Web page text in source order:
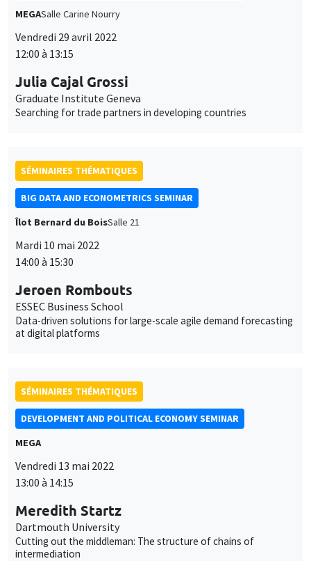
MEGASalle Carine Nourry
Vendredi 29 avril 2022
12:00 à 13:15
Julia Cajal Grossi
Graduate Institute Geneva
Searching for trade partners in developing countries
SÉMINAIRES THÉMATIQUES
BIG DATA AND ECONOMETRICS SEMINAR
Îlot Bernard du BoisSalle 21
Mardi 10 mai 2022
14:00 à 15:30
Jeroen Rombouts
ESSEC Business School
Data-driven solutions for large-scale agile demand forecasting
at digital platforms
SÉMINAIRES THÉMATIQUES
DEVELOPMENT AND POLITICAL ECONOMY SEMINAR
MEGA
Vendredi 13 mai 2022
13:00 à 14:15
Meredith Startz
Dartmouth University
Cutting out the middleman: The structure of chains of
intermediation
des
données
personnelles
et
cookies
Ce site utilise des cookies et des services tiers pour garantir son bon
fonctionnement, analyser la fréquentation du site et proposer des
contenus multimédias. Vous êtes libre d’accepter, de refuser ou de
personnaliser l’utilisation de ces services. Votre choix pourra être
accessible en bas de page. Pour en savoir plus, consultez notre
politique de confidentialité.